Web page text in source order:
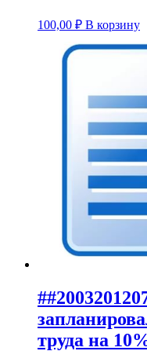
100,00 ₽ В корзину
труда на